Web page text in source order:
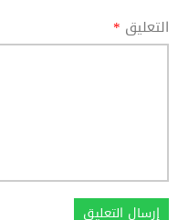
التعليق *